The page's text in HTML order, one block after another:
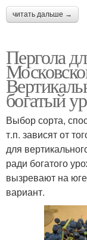
читать дальше →
Пергола
богатый
Выбор сорта,
т.п. зависят от
для
ради богатого
вызревают на
вариант.